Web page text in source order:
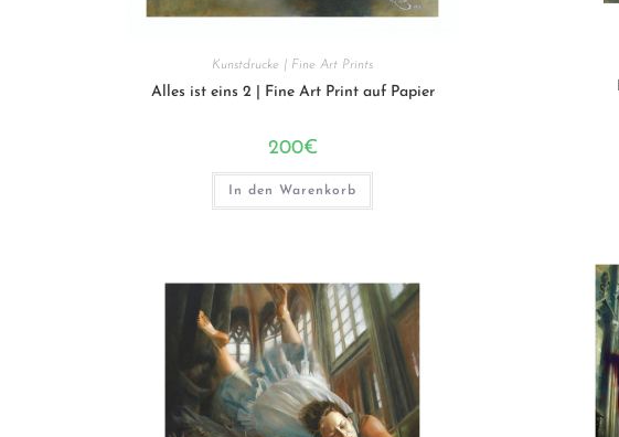
Kunstdrucke | Fine Art Prints
Alles ist eins 2 | Fine Art Print auf Papier
200€
In den Warenkorb